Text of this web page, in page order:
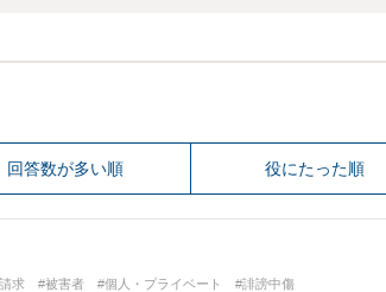
回答数が多い順 役にたった順
求 #被害者 #個人・プライベート #誹謗中傷